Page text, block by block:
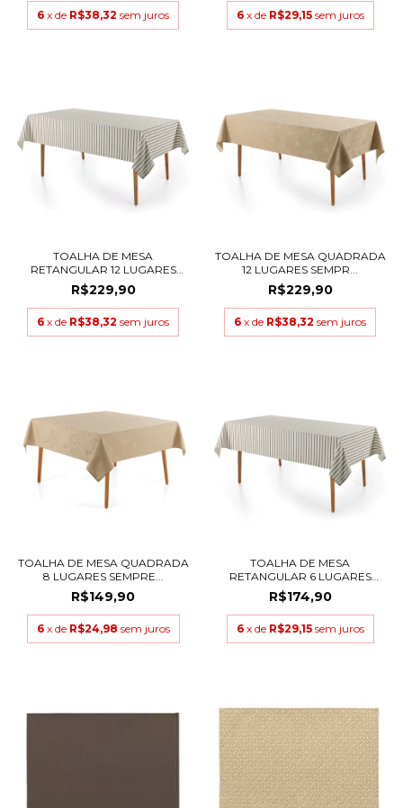
6 x de R$38,32 sem juros 6 x de R$29,15 sem juros
TOALHA DE MESA
RETANGULAR 12 LUGARES
SEM...
R$229,90
6 x de R$38,32 sem juros
TOALHA DE MESA QUADRADA
12 LUGARES SEMPR...
R$229,90
6 x de R$38,32 sem juros
TOALHA DE MESA QUADRADA
8 LUGARES SEMPRE...
R$149,90
6 x de R$24,98 sem juros
TOALHA DE MESA
RETANGULAR 6 LUGARES
SEMP...
R$174,90
6 x de R$29,15 sem juros